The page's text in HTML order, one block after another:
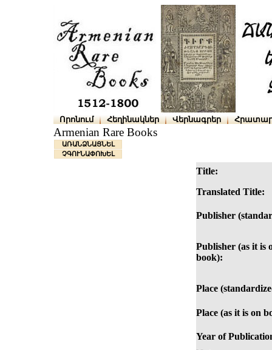
Որոնում Հեղինակներ Վերնագրեր
Armenian Rare Books
ԱՌԱՆՁՆԱՑՆԵԼ
ՉԳՈՒՆԱՓՈԽԵԼ
Title:
Translated Title:
Publisher
Publisher (as it is
book):
Place
Place (as it is on
Year of